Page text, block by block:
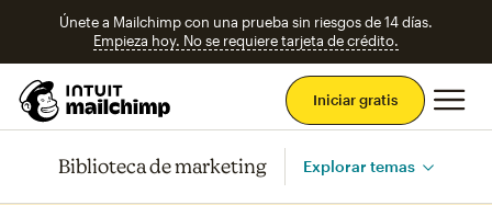
Únete a Mailchimp con una prueba sin riesgos de 14 días.
Empieza hoy. No se requiere tarjeta de crédito.
Iniciar gratis
Biblioteca de marketing Explorar temas